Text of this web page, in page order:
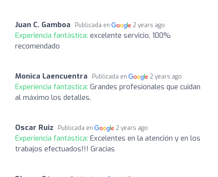
Juan C. Gamboa Publicada en 2 years ago
Experiencia fantástica: excelente servicio, 100%
recomendado
Monica Laencuentra Publicada en 2 years ago
Experiencia fantástica: Grandes profesionales que cuidan
al máximo los detalles.
Oscar Ruiz Publicada en 2 years ago
Experiencia fantástica: Excelentes en la atención y en los
trabajos efectuados!!! Gracias